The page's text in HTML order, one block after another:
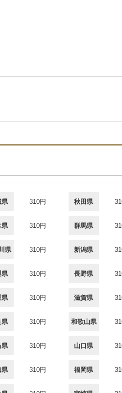
県 310円 秋田県
県 310円 群馬県
県 310円 新潟県
県 310円 長野県
県 310円 滋賀県
県 310円 和歌山県
県 310円 山口県
県 310円 福岡県